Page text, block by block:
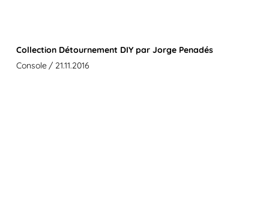
Collection Détournement DIY par Jorge Penadés
Console / 21.11.2016